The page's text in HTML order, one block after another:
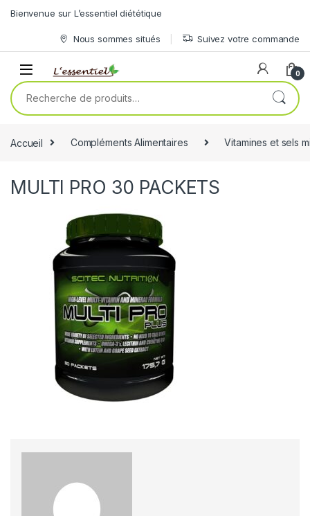
Skip to navigation
Bienvenue sur L’essentiel diététique
Nous sommes situés Suivez votre commande
0
Recherche pour :
Accueil Compléments Alimentaires Vitamines et sels
MULTI PRO 30 PACKETS